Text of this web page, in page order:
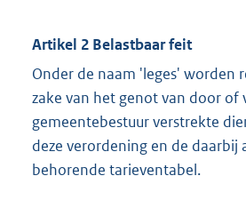
Artikel 2 Belastbaar feit
Onder de naam 'leges' worden
zake van het genot van door of
gemeentebestuur verstrekte
deze verordening en de daarbij
behorende tarieventabel.